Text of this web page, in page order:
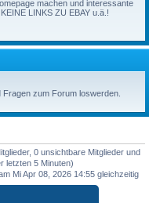
machen und interessante
LINKS ZU EBAY u.ä.!
zum Forum loswerden.
0 unsichtbare Mitglieder und
letzten 5 Minuten)
Mi Apr 08, 2026 14:55 gleichzeitig